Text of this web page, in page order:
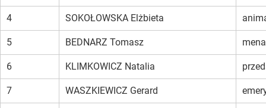
4 SOKOŁOWSKA Elżbieta
5 BEDNARZ Tomasz
6 KLIMKOWICZ Natalia
7 WASZKIEWICZ Gerard